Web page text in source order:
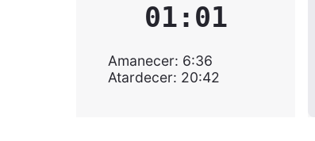
01:01
Amanecer: 6:36
Atardecer: 20:42